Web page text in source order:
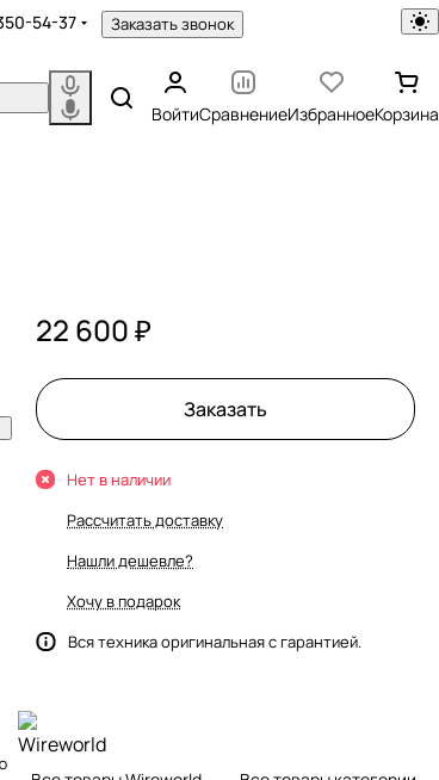
54-37 Заказать звонок
ВойтиСравнениеИзбранноеКорзина
22 600 ₽
Заказать
Нет в наличии
Рассчитать доставку
Нашли дешевле?
Хочу в подарок
Вся техника оригинальная с гарантией.